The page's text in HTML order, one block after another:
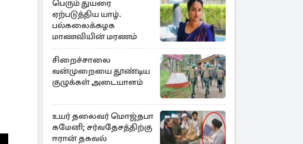
பெரும் துயரை
ஏற்படுத்திய யாழ்.
பல்கலைக்கழக
மாணவியின் மரணம்
சிறைச்சாலை
வன்முறையை தூண்டிய
குழுக்கள் அடையாளம்
உயர் தலைவர் மொஜ்தபா
கமேனி; சர்வதேசத்திற்கு
ஈரான் தகவல்